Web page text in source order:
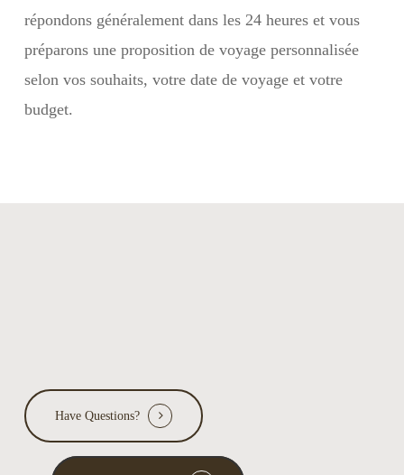
répondons généralement dans les 24 heures et vous
préparons une proposition de voyage personnalisée
selon vos souhaits, votre date de voyage et votre
budget.
Have Questions?